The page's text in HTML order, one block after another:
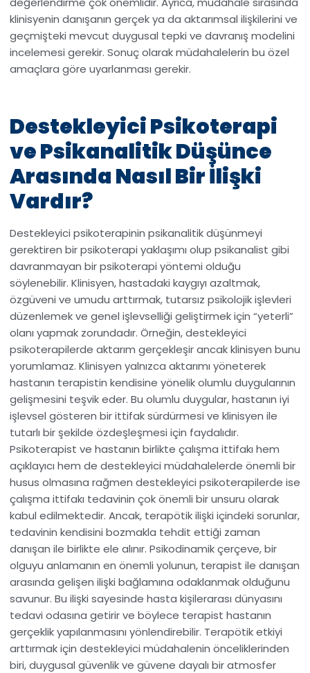
klinisyenin danışanın gerçek ya da aktarımsal ilişkilerini ve
geçmişteki mevcut duygusal tepki ve davranış modelini
incelemesi gerekir. Sonuç olarak müdahalelerin bu özel
amaçlara göre uyarlanması gerekir.
Destekleyici Psikoterapi
ve Psikanalitik Düşünce
Arasında Nasıl Bir İlişki
Vardır?
Destekleyici psikoterapinin psikanalitik düşünmeyi
gerektiren bir psikoterapi yaklaşımı olup psikanalist gibi
davranmayan bir psikoterapi yöntemi olduğu
söylenebilir. Klinisyen, hastadaki kaygıyı azaltmak,
özgüveni ve umudu arttırmak, tutarsız psikolojik işlevleri
düzenlemek ve genel işlevselliği geliştirmek için “yeterli”
olanı yapmak zorundadır. Örneğin, destekleyici
psikoterapilerde aktarım gerçekleşir ancak klinisyen bunu
yorumlamaz. Klinisyen yalnızca aktarımı yöneterek
hastanın terapistin kendisine yönelik olumlu duygularının
gelişmesini teşvik eder. Bu olumlu duygular, hastanın iyi
işlevsel gösteren bir ittifak sürdürmesi ve klinisyen ile
tutarlı bir şekilde özdeşleşmesi için faydalıdır.
Psikoterapist ve hastanın birlikte çalışma ittifakı hem
açıklayıcı hem de destekleyici müdahalelerde önemli bir
husus olmasına rağmen destekleyici psikoterapilerde ise
çalışma ittifakı tedavinin çok önemli bir unsuru olarak
kabul edilmektedir. Ancak, terapötik ilişki içindeki sorunlar,
tedavinin kendisini bozmakla tehdit ettiği zaman
danışan ile birlikte ele alınır. Psikodinamik çerçeve, bir
olguyu anlamanın en önemli yolunun, terapist ile danışan
arasında gelişen ilişki bağlamına odaklanmak olduğunu
savunur. Bu ilişki sayesinde hasta kişilerarası dünyasını
tedavi odasına getirir ve böylece terapist hastanın
gerçeklik yapılanmasını yönlendirebilir. Terapötik etkiyi
arttırmak için destekleyici müdahalenin önceliklerinden
biri, duygusal güvenlik ve güvene dayalı bir atmosfer